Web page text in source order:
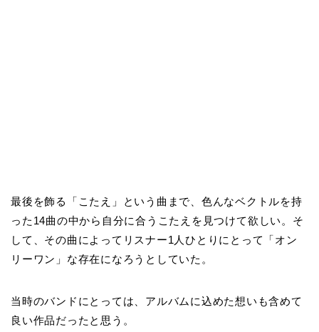
最後を飾る「こたえ」という曲まで、色んなベクトルを持
った 14曲の中から自分に合うこたえを見つけて欲しい。そ
して、その曲によってリスナー1人ひとりにとって「オン
リーワン」な存在になろうとしていた。
当時のバンドにとっては、アルバムに込めた想いも含めて
良い作品だったと思う。